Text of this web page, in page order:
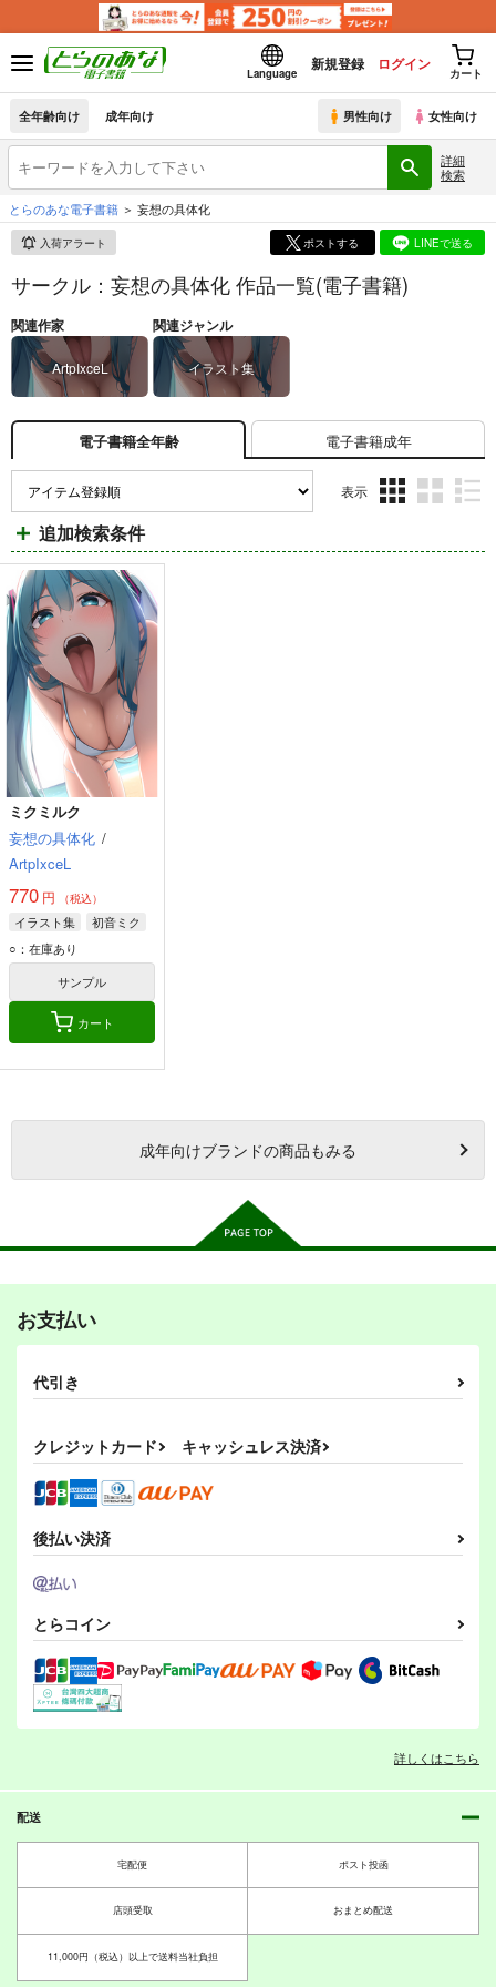
Language
新規登録 ログイン
カート
全年齢向け 成年向け 男性向け 女性向け
詳細
検索
とらのあな電子書籍
妄想の具体化
入荷アラート ポストする LINEで送る
サークル：妄想の具体化 作品一覧(電子書籍)
関連作家
ArtpIxceL
関連ジャンル
イラスト集
電子書籍全年齢 電子書籍成年
表示
ム
ム
ム
追加検索条件
ミクミルク
妄想の具体化 /
ArtpIxceL
770 円 （税込）
イラスト集
初音ミク
○：在庫あり
サンプル
カート
成年向けブランドの商品もみる
お支払い
代引き
クレジットカード キャッシュレス決済
後払い決済
とらコイン
詳しくはこちら
配送
宅配便 ポスト投函
店頭受取 おまとめ配送
11,000円（税込）以上で送料当社負担